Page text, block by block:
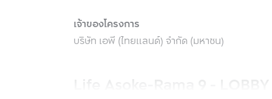
เจ้าของโครงการ
บริษัท เอพี (ไทยแลนด์) จำกัด (มหาชน)